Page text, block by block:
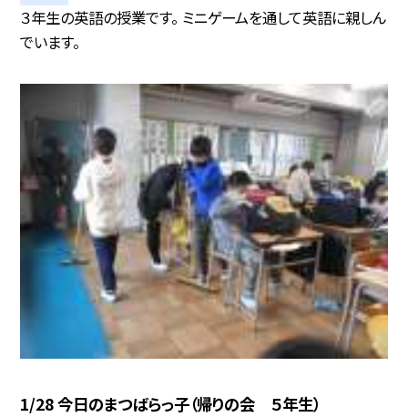
３年生の英語の授業です。 ミニゲームを通して英語に親しん
でいます。
1/28 今日のまつばらっ子（帰りの会 ５年生）